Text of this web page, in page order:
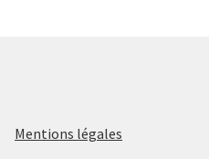
Mentions légales